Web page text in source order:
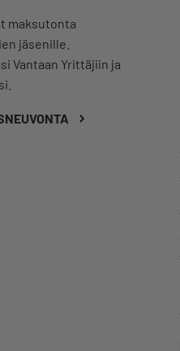
maksutonta
jäsenille.
Vantaan Yrittäjiin ja